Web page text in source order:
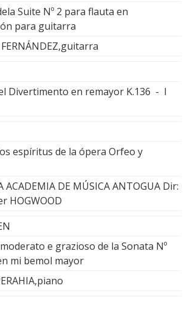
Suite Nº 2 para flauta en
para guitarra
FERNÁNDEZ,guitarra
Divertimento en remayor K.136 - I
espíritus de la ópera Orfeo y
ACADEMIA DE MÚSICA ANTOGUA Dir:
HOGWOOD
e grazioso de la Sonata Nº
mi bemol mayor